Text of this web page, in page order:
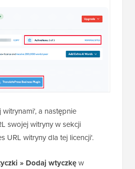
a następnie
swojej witryny w sekcji
URL witryny dla tej licencji'.
» Dodaj wtyczkęw